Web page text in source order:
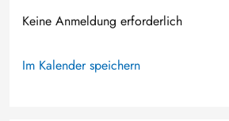
Keine Anmeldung erforderlich
Im Kalender speichern